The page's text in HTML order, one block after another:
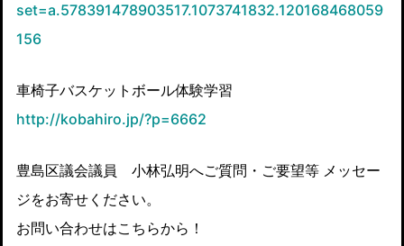
set=a.578391478903517.1073741832.120168468059
156
車椅子バスケットボール体験学習
http://kobahiro.jp/?p=6662
豊島区議会議員 小林弘明へご質問・ご要望等 メッセー
ジをお寄せください。
お問い合わせはこちらから！